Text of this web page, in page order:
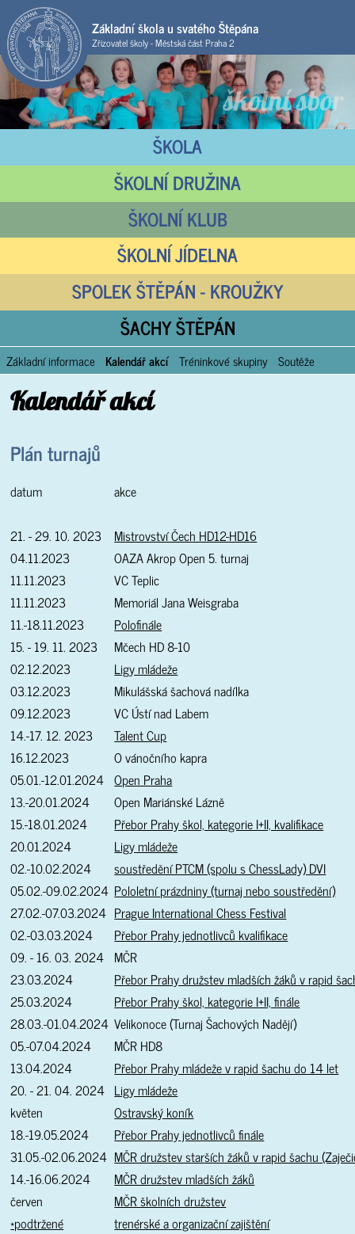
Základní škola u svatého Štěpána
Zřizovatel školy - Městská část Praha 2
ŠKOLA
ŠKOLNÍ DRUŽINA
ŠKOLNÍ KLUB
ŠKOLNÍ JÍDELNA
SPOLEK ŠTĚPÁN - KROUŽKY
ŠACHY ŠTĚPÁN
Základní informace Kalendář akcí Tréninkové skupiny Soutěže
Kalendář akcí
Plán turnajů
datum akce
21. - 29. 10. 2023
Mistrovství Čech HD12-HD16
04.11.2023
OAZA Akrop Open 5. turnaj
11.11.2023
VC Teplic
11.11.2023
Memoriál Jana Weisgraba
11.-18.11.2023
Polofinále
15. - 19. 11. 2023
Mčech HD 8-10
02.12.2023
Ligy mládeže
03.12.2023
Mikulášská šachová nadílka
09.12.2023
VC Ústí nad Labem
14.-17. 12. 2023
Talent Cup
16.12.2023
O vánočního kapra
05.01.-12.01.2024 Open Praha
13.-20.01.2024
Open Mariánské Lázně
15.-18.01.2024
Přebor Prahy škol, kategorie I+II, kvalifikace
20.01.2024
Ligy mládeže
02.-10.02.2024
soustředění PTCM (spolu s ChessLady) DVI
05.02.-09.02.2024 Pololetní prázdniny (turnaj nebo soustředění)
27.02.-07.03.2024 Prague International Chess Festival
02.-03.03.2024
Přebor Prahy jednotlivců kvalifikace
09. - 16. 03. 2024 MČR
23.03.2024
Přebor Prahy družstev mladších žáků v rapid
25.03.2024
Přebor Prahy škol, kategorie I+II, finále
28.03.-01.04.2024 Velikonoce (Turnaj Šachových Nadějí)
05.-07.04.2024
MČR HD8
13.04.2024
Přebor Prahy mládeže v rapid šachu do 14 let
20. - 21. 04. 2024 Ligy mládeže
květen
Ostravský koník
18.-19.05.2024
Přebor Prahy jednotlivců finále
31.05.-02.06.2024 MČR družstev starších žáků v rapid šachu
14.-16.06.2024
MČR družstev mladších žáků
červen
MČR školních družstev
*podtržené
trenérské a organizační zajištění